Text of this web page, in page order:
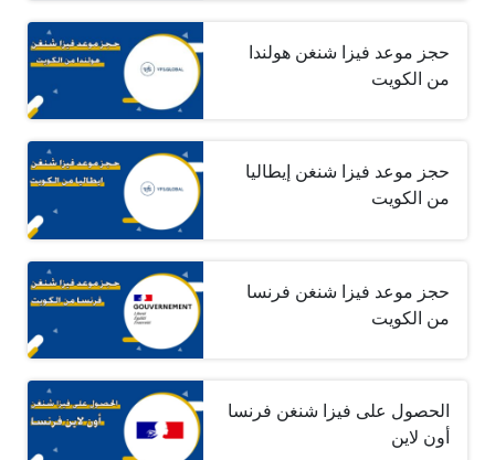
حجز موعد فيزا شنغن هولندا
من الكويت
حجز موعد فيزا شنغن إيطاليا
من الكويت
حجز موعد فيزا شنغن فرنسا
من الكويت
الحصول على فيزا شنغن فرنسا
أون لاين